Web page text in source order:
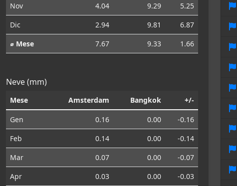
Nov
4.04 9.29
5.25
Dic
2.94 9.81
6.87
⌀ Mese
7.67 9.33 1.66
Neve (mm)
Mese Amsterdam Bangkok +/-
Gen 0.16 0.00
-0.16
Feb
0.14 0.00
-0.14
Mar
0.07 0.00
-0.07
Apr
0.03 0.00
-0.03